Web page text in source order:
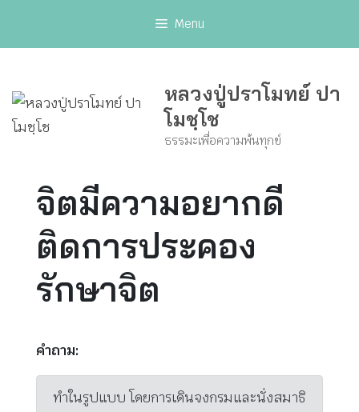
Menu
หลวงปู่ปราโมทย์ ปา
โมชฺโช
ธรรมะเพื่อความพ้นทุกข์
จิตมีความอยากดี
ติดการประคอง
รักษาจิต
คำถาม:
ทำในรูปแบบ โดยการเดินจงกรมและนั่งสมาธิ